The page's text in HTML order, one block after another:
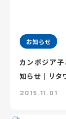
お知らせ
カンボジア
知らせ｜リタ
2015.11.01